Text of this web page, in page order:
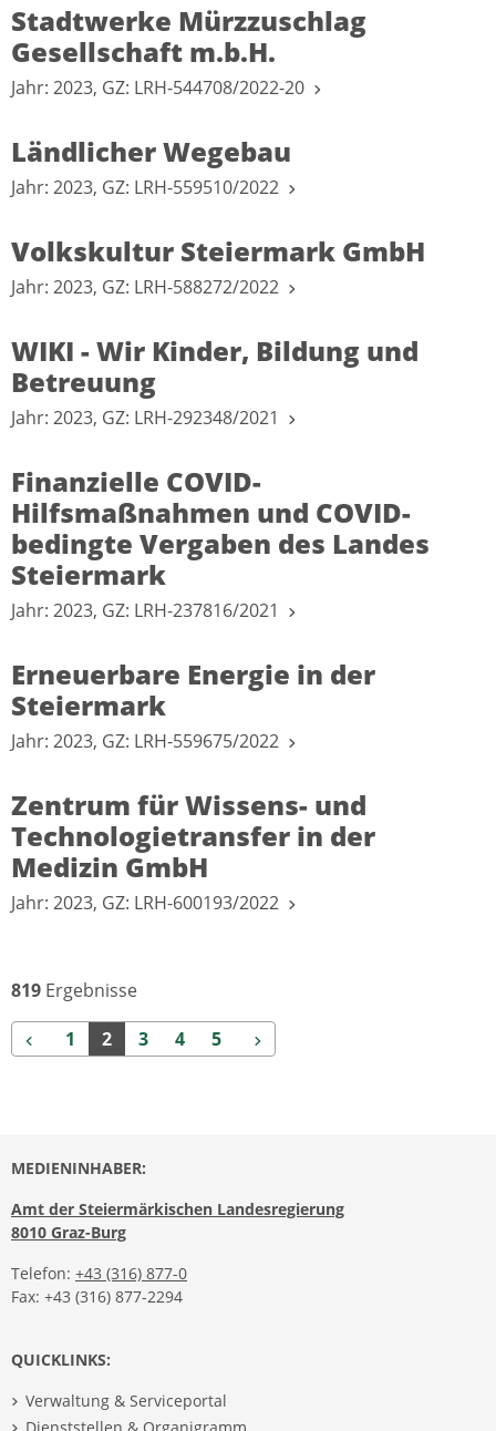
Stadtwerke Mürzzuschlag
Gesellschaft m.b.H.
Jahr: 2023, GZ: LRH-544708/2022-20
Ländlicher Wegebau
Jahr: 2023, GZ: LRH-559510/2022
Volkskultur Steiermark GmbH
Jahr: 2023, GZ: LRH-588272/2022
WIKI - Wir Kinder, Bildung und
Betreuung
Jahr: 2023, GZ: LRH-292348/2021
Finanzielle COVID-
Hilfsmaßnahmen und COVID-
bedingte Vergaben des Landes
Steiermark
Jahr: 2023, GZ: LRH-237816/2021
Erneuerbare Energie in der
Steiermark
Jahr: 2023, GZ: LRH-559675/2022
Zentrum für Wissens- und
Technologietransfer in der
Medizin GmbH
Jahr: 2023, GZ: LRH-600193/2022
819 Ergebnisse
Zurück
1 2 3 4 5 Weiter
MEDIENINHABER:
Amt der Steiermärkischen Landesregierung
8010 Graz-Burg
Telefon: +43 (316) 877-0
Fax: +43 (316) 877-2294
QUICKLINKS:
Verwaltung & Serviceportal